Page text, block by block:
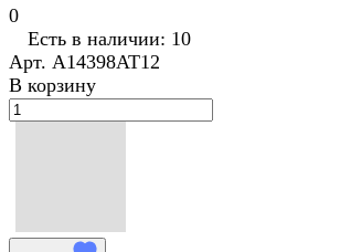
0
Есть в наличии: 10
Арт. A14398AT12
В корзину